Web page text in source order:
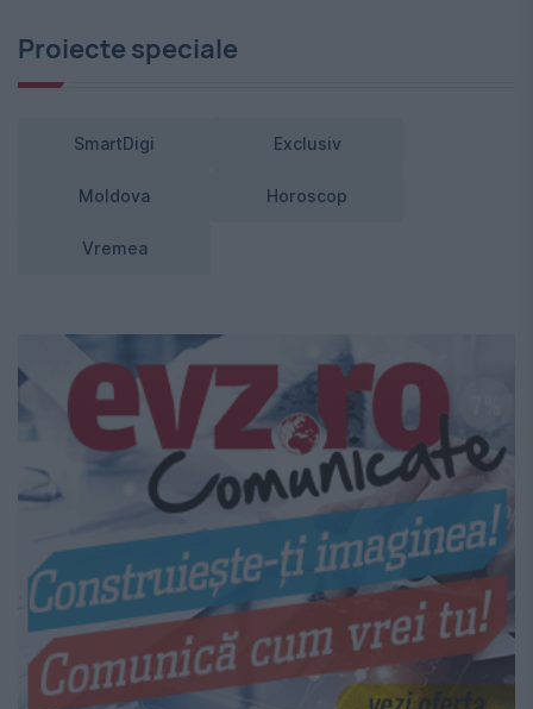
Proiecte speciale
SmartDigi Exclusiv
Moldova Horoscop
Vremea